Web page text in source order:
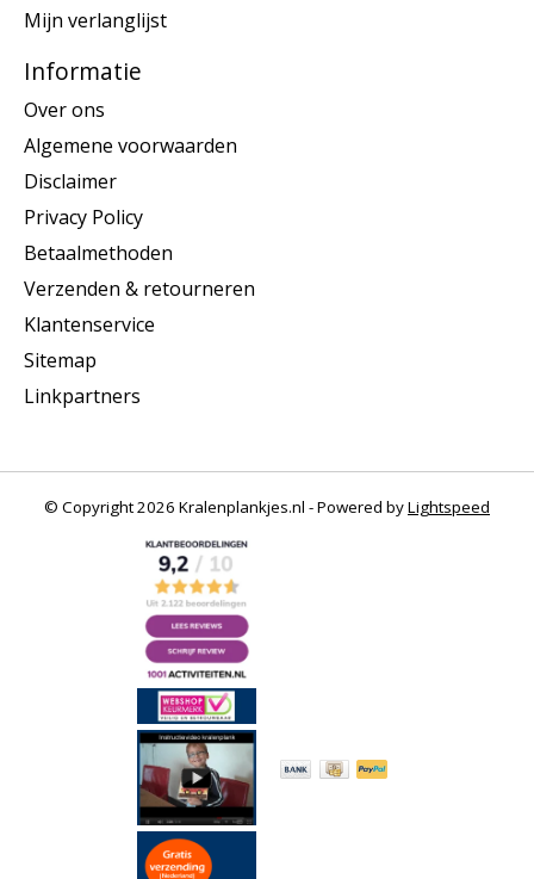
Mijn verlanglijst
Informatie
Over ons
Algemene voorwaarden
Disclaimer
Privacy Policy
Betaalmethoden
Verzenden & retourneren
Klantenservice
Sitemap
Linkpartners
© Copyright 2026 Kralenplankjes.nl - Powered byLightspeed